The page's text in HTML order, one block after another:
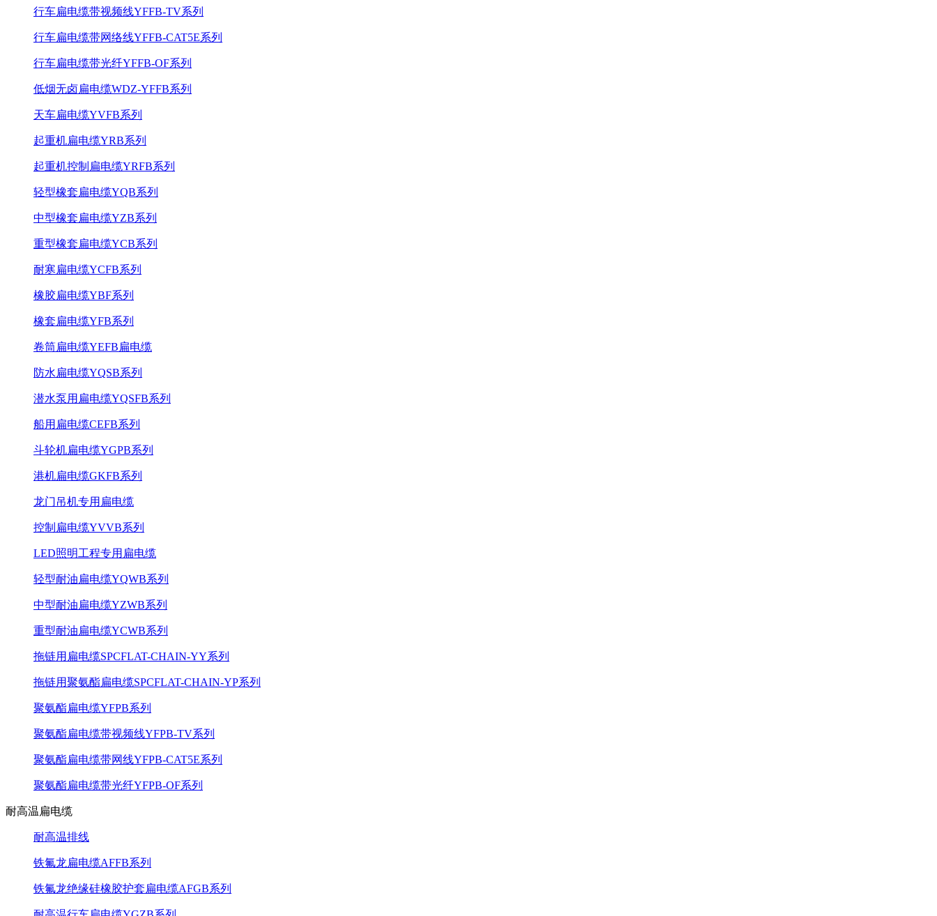
行车扁电缆带视频线YFFB-TV系列
行车扁电缆带网络线YFFB-CAT5E系列
行车扁电缆带光纤YFFB-OF系列
低烟无卤扁电缆WDZ-YFFB系列
天车扁电缆YVFB系列
起重机扁电缆YRB系列
起重机控制扁电缆YRFB系列
轻型橡套扁电缆YQB系列
中型橡套扁电缆YZB系列
重型橡套扁电缆YCB系列
耐寒扁电缆YCFB系列
橡胶扁电缆YBF系列
橡套扁电缆YFB系列
卷筒扁电缆YEFB扁电缆
防水扁电缆YQSB系列
潜水泵用扁电缆YQSFB系列
船用扁电缆CEFB系列
斗轮机扁电缆YGPB系列
港机扁电缆GKFB系列
龙门吊机专用扁电缆
控制扁电缆YVVB系列
LED照明工程专用扁电缆
轻型耐油扁电缆YQWB系列
中型耐油扁电缆YZWB系列
重型耐油扁电缆YCWB系列
拖链用扁电缆SPCFLAT-CHAIN-YY系列
拖链用聚氨酯扁电缆SPCFLAT-CHAIN-YP系列
聚氨酯扁电缆YFPB系列
聚氨酯扁电缆带视频线YFPB-TV系列
聚氨酯扁电缆带网线YFPB-CAT5E系列
聚氨酯扁电缆带光纤YFPB-OF系列
耐高温扁电缆
耐高温排线
铁氟龙扁电缆AFFB系列
铁氟龙绝缘硅橡胶护套扁电缆AFGB系列